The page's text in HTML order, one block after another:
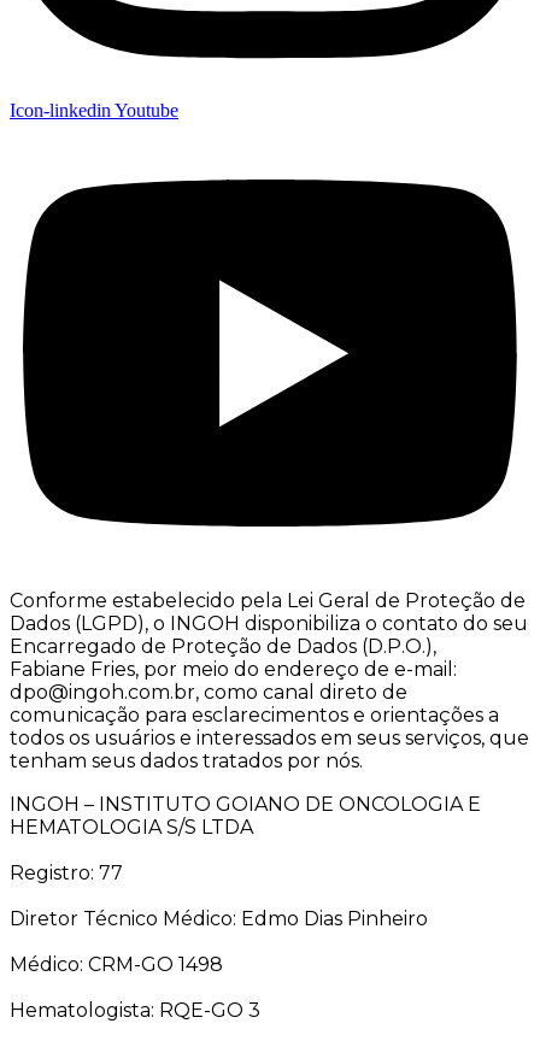
Icon-linkedin Youtube
Conforme estabelecido pela Lei Geral de Proteção de
Dados (LGPD), o INGOH disponibiliza o contato do seu
Encarregado de Proteção de Dados (D.P.O.),
Fabiane Fries, por meio do endereço de e-mail:
dpo@ingoh.com.br, como canal direto de
comunicação para esclarecimentos e orientações a
todos os usuários e interessados em seus serviços, que
tenham seus dados tratados por nós.
INGOH – INSTITUTO GOIANO DE ONCOLOGIA E
HEMATOLOGIA S/S LTDA
Registro: 77
Diretor Técnico Médico: Edmo Dias Pinheiro
Médico: CRM-GO 1498
Hematologista: RQE-GO 3